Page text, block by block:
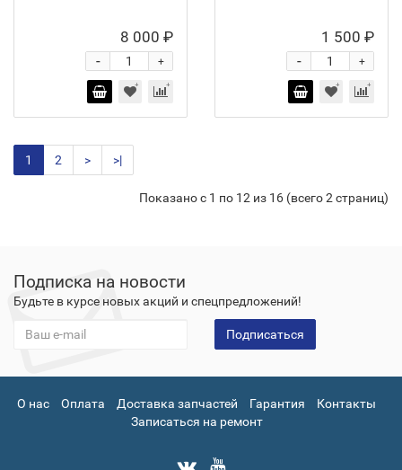
8 000 ₽
+
-
1 500 ₽
+
-
1 2 > >|
Показано с 1 по 12 из 16 (всего 2 страниц)
Подписка на новости
Будьте в курсе новых акций и спецпредложений!
Подписаться
О нас Оплата Доставка запчастей Гарантия
Контакты
Записаться на ремонт